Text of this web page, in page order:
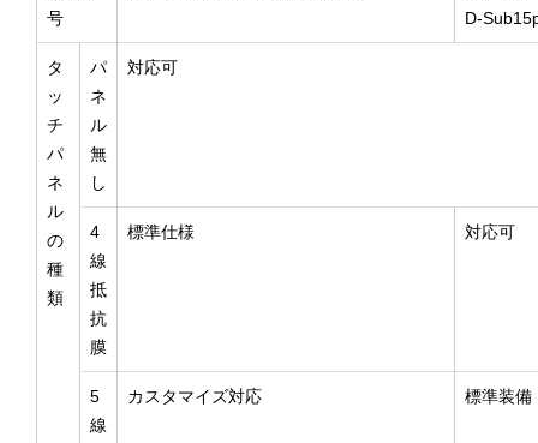
号
D-
タ
ッ
チ
パ
ネ
ル
の
種
類
パ
ネ
ル
無
し
対応可
4
線
抵
抗
膜
標準仕様 対応可
5
線
カスタマイズ対応 標準装備